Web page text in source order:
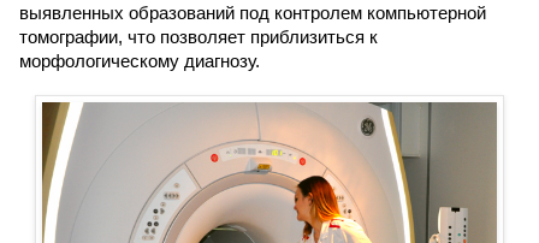
выявленных образований под контролем компьютерной
томографии, что позволяет приблизиться к
морфологическому диагнозу.